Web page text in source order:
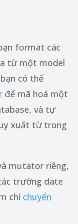
format các
từ một model
có thể
để mã hoá một
và tự
xuất từ trong
mutator riêng,
trường date
chí chuyển